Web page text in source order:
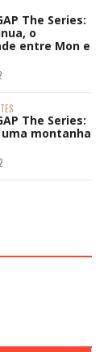
The Series:
o
entre Mon e
The Series:
montanha